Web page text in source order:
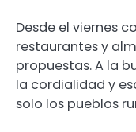
Desde el viernes
restaurantes y
propuestas. A la
la cordialidad y
solo los pueblos